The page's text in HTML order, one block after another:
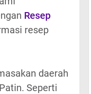
Resep
resep
daerah
Seperti